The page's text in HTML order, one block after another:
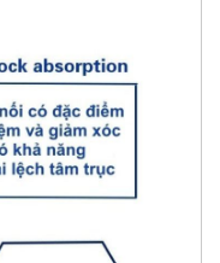
sát thấp nên khi